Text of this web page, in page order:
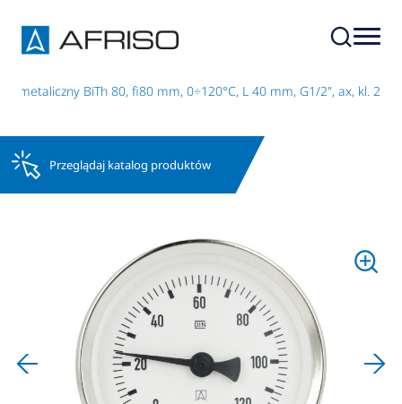
bimetaliczny BiTh 80, fi80 mm, 0÷120°C, L 40 mm, G1/2", ax, kl. 2
Przeglądaj katalog produktów